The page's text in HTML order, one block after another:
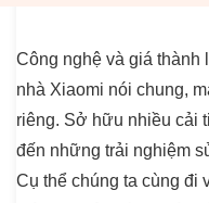
Công nghệ và giá thành
nhà Xiaomi nói chung,
riêng. Sở hữu nhiều cải
đến những trải nghiệm
Cụ thể chúng ta cùng đi